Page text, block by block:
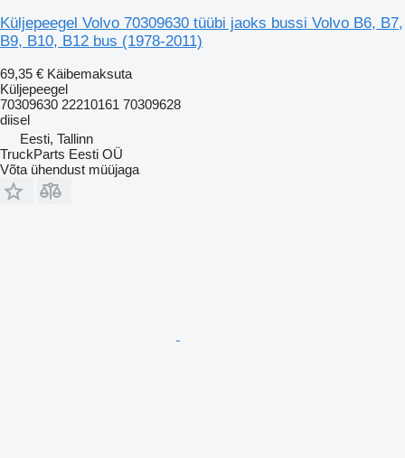
Küljepeegel Volvo 70309630 tüübi jaoks bussi Volvo B6, B7,
B9, B10, B12 bus (1978-2011)
69,35 € Käibemaksuta
Küljepeegel
70309630 22210161 70309628
diisel
Eesti, Tallinn
TruckParts Eesti OÜ
Võta ühendust müüjaga